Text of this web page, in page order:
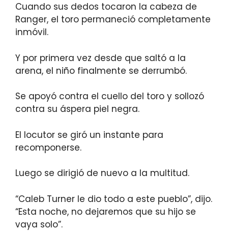
Cuando sus dedos tocaron la cabeza de
Ranger, el toro permaneció completamente
inmóvil.
Y por primera vez desde que saltó a la
arena, el niño finalmente se derrumbó.
Se apoyó contra el cuello del toro y sollozó
contra su áspera piel negra.
El locutor se giró un instante para
recomponerse.
Luego se dirigió de nuevo a la multitud.
“Caleb Turner le dio todo a este pueblo”, dijo.
“Esta noche, no dejaremos que su hijo se
vaya solo”.